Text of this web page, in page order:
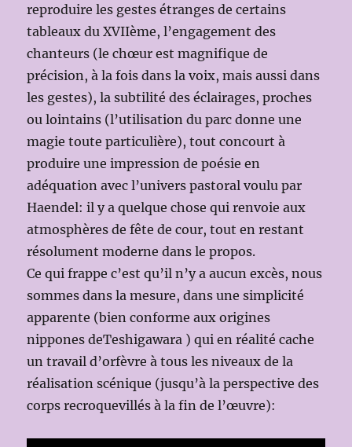
reproduire les gestes étranges de certains
tableaux du XVIIème, l’engagement des
chanteurs (le chœur est magnifique de
précision, à la fois dans la voix, mais aussi dans
les gestes), la subtilité des éclairages, proches
ou lointains (l’utilisation du parc donne une
magie toute particulière), tout concourt à
produire une impression de poésie en
adéquation avec l’univers pastoral voulu par
Haendel: il y a quelque chose qui renvoie aux
atmosphères de fête de cour, tout en restant
résolument moderne dans le propos.
Ce qui frappe c’est qu’il n’y a aucun excès, nous
sommes dans la mesure, dans une simplicité
apparente (bien conforme aux origines
nippones deTeshigawara ) qui en réalité cache
un travail d’orfèvre à tous les niveaux de la
réalisation scénique (jusqu’à la perspective des
corps recroquevillés à la fin de l’œuvre):